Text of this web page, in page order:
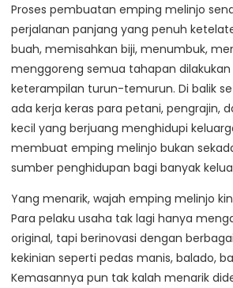
Proses pembuatan emping melinjo
perjalanan panjang yang penuh
buah, memisahkan biji, menumbuk,
menggoreng semua tahapan
keterampilan turun-temurun. Di balik
ada kerja keras para petani, pengrajin,
kecil yang berjuang menghidupi
membuat emping melinjo bukan
sumber penghidupan bagi banyak
Yang menarik, wajah emping melinjo
Para pelaku usaha tak lagi hanya
original, tapi berinovasi dengan
kekinian seperti pedas manis, balado,
Kemasannya pun tak kalah menarik